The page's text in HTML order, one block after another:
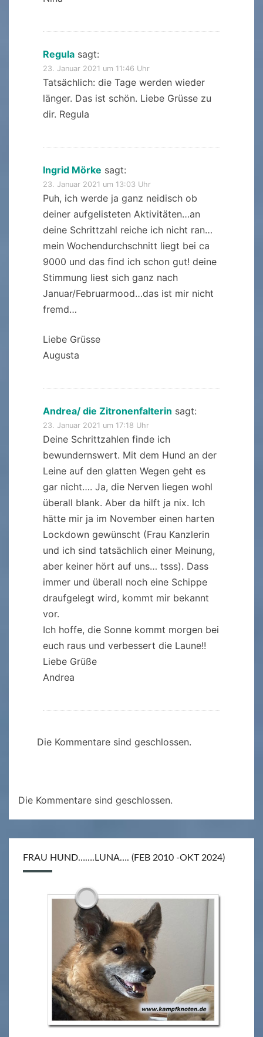
Regula sagt:
23. Januar 2021 um 11:46 Uhr
Tatsächlich: die Tage werden wieder
länger. Das ist schön. Liebe Grüsse zu
dir. Regula
Ingrid Mörke sagt:
23. Januar 2021 um 13:03 Uhr
Puh, ich werde ja ganz neidisch ob
deiner aufgelisteten Aktivitäten…an
deine Schrittzahl reiche ich nicht ran…
mein Wochendurchschnitt liegt bei ca
9000 und das find ich schon gut! deine
Stimmung liest sich ganz nach
Januar/Februarmood…das ist mir nicht
fremd…
Liebe Grüsse
Augusta
Andrea/ die Zitronenfalterin sagt:
23. Januar 2021 um 17:18 Uhr
Deine Schrittzahlen finde ich
bewundernswert. Mit dem Hund an der
Leine auf den glatten Wegen geht es
gar nicht…. Ja, die Nerven liegen wohl
überall blank. Aber da hilft ja nix. Ich
hätte mir ja im November einen harten
Lockdown gewünscht (Frau Kanzlerin
und ich sind tatsächlich einer Meinung,
aber keiner hört auf uns… tsss). Dass
immer und überall noch eine Schippe
draufgelegt wird, kommt mir bekannt
vor.
Ich hoffe, die Sonne kommt morgen bei
euch raus und verbessert die Laune!!
Liebe Grüße
Andrea
Die Kommentare sind geschlossen.
Die Kommentare sind geschlossen.
FRAU HUND…….LUNA…. (FEB 2010 -OKT 2024)